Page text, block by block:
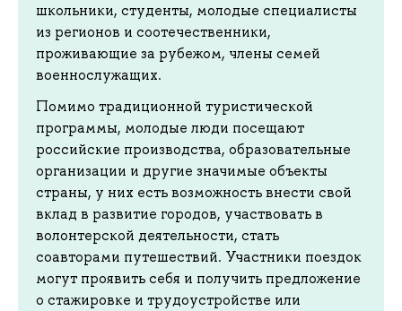
школьники, студенты, молодые специалисты
из регионов и соотечественники,
проживающие за рубежом, члены семей
военнослужащих.
Помимо традиционной туристической
программы, молодые люди посещают
российские производства, образовательные
организации и другие значимые объекты
страны, у них есть возможность внести свой
вклад в развитие городов, участвовать в
волонтерской деятельности, стать
соавторами путешествий. Участники поездок
могут проявить себя и получить предложение
о стажировке и трудоустройстве или